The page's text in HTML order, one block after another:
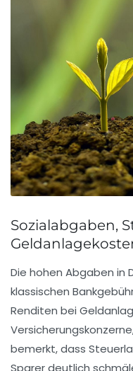
Sozialabgaben,
Die hohen Abgaben in
klassischen
Renditen bei
bemerkt, dass
Sparer deutlich